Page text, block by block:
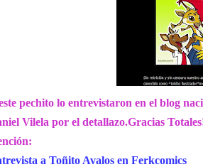
pechito lo entrevistaron en el blog
Vilela por el detallazo.Gracias
a Toñito Avalos en Ferkcomics